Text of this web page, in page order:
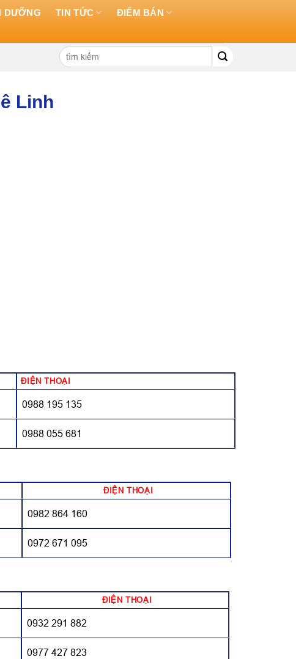
DƯỠNG TIN TỨC
ĐIỂM BÁN
Tìm
kiếm:
Linh
ĐIỆN THOẠI
0988 195 135
0988 055 681
ĐIỆN THOẠI
0982 864 160
0972 671 095
ĐIỆN THOẠI
0932 291 882
0977 427 823